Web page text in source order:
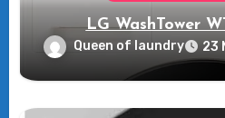
LG WashTower
rivoluzione intelligente
Queen of laundry 23